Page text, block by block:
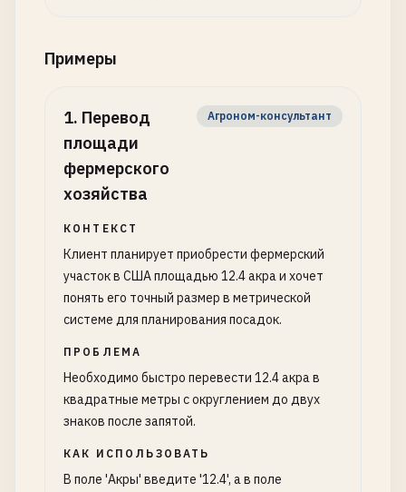
Примеры
1. Перевод
площади
фермерского
хозяйства
Агроном-консультант
КОНТЕКСТ
Клиент планирует приобрести фермерский
участок в США площадью 12.4 акра и хочет
понять его точный размер в метрической
системе для планирования посадок.
ПРОБЛЕМА
Необходимо быстро перевести 12.4 акра в
квадратные метры с округлением до двух
знаков после запятой.
КАК ИСПОЛЬЗОВАТЬ
В поле 'Акры' введите '12.4', а в поле